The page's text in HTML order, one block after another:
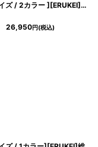
[ XS-Lサイズ / 2カラー ][ERUKEI]バイカラー・ノースリーブ・Vネック・レイヤード・プリーツ・ベルト付き・ミディアムドレス・ワンピース[黒木麗奈着用][送料無料]
26,950円(税込)